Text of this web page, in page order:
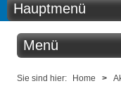
Hauptmenü
Home
Menü
Aktuelles
Sie sind hier: Home >